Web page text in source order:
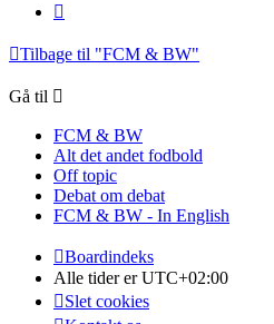
Tilbage til "FCM & BW"
Gå til
FCM & BW
Alt det andet fodbold
Off topic
Debat om debat
FCM & BW - In English
Boardindeks
Alle tider erUTC+02:00
Slet cookies